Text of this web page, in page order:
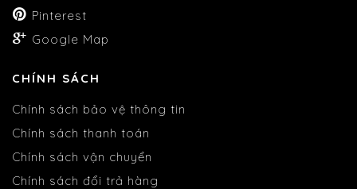
Pinterest
Google Map
CHÍNH SÁCH
Chính sách bảo vệ thông tin
Chính sách thanh toán
Chính sách vận chuyển
Chính sách đổi trả hàng